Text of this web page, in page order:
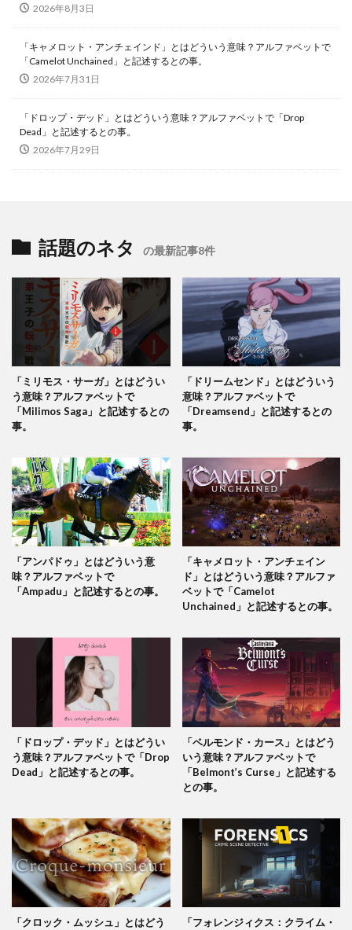
2026年8月3日
「キャメロット・アンチェインド」とはどういう意味？アルファベットで
「Camelot Unchained」と記述するとの事。
2026年7月31日
「ドロップ・デッド」とはどういう意味？アルファベットで「Drop
Dead」と記述するとの事。
2026年7月29日
話題のネタ の最新記事8件
「ミリモス・サーガ」とはどうい
う意味？アルファベットで
「Milimos Saga」と記述するとの
事。
「ドリームセンド」とはどういう
意味？アルファベットで
「Dreamsend」と記述するとの
事。
「アンパドゥ」とはどういう意
味？アルファベットで
「Ampadu」と記述するとの事。
「キャメロット・アンチェイン
ド」とはどういう意味？アルファ
ベットで「Camelot
Unchained」と記述するとの事。
「ドロップ・デッド」とはどうい
う意味？アルファベットで「Drop
Dead」と記述するとの事。
「ベルモンド・カース」とはどう
いう意味？アルファベットで
「Belmont’s Curse」と記述する
との事。
「クロック・ムッシュ」とはどう 「フォレンジィクス：クライム・